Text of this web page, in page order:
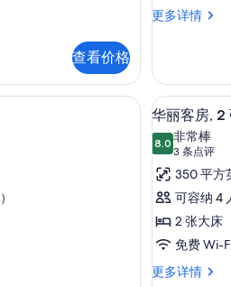
查看价格
大
市
景
观
的
所
有
照
片
更多详情
华
2
张
大
城
景
观
多
信
上用品、客房内保险箱、办公桌、遮光窗帘
显
示
华
丽
客
房,
2
张
2
华丽客房, 2
8.08.0 分，满分
非常棒
3 条点评
(3
条
点
评)
350 平方
可容纳 4
2 张大床
免费 Wi-
更多详情
华